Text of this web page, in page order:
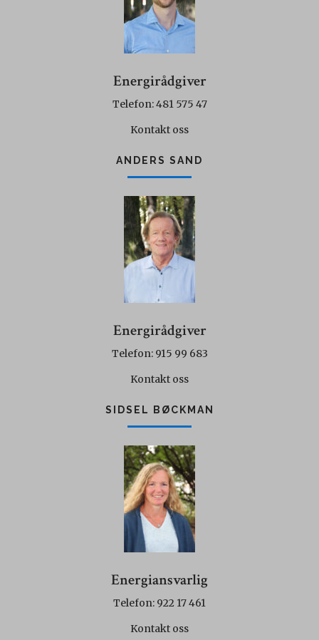
Energirådgiver
Telefon: 481 575 47
Kontakt oss
ANDERS SAND
Energirådgiver
Telefon: 915 99 683
Kontakt oss
SIDSEL BØCKMAN
Energiansvarlig
Telefon: 922 17 461
Kontakt oss